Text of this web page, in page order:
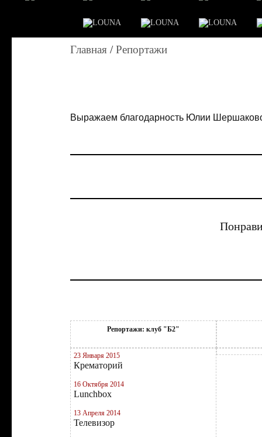
Главная /Репортажи
Выражаем благодарность Юлии
Репортажи: клуб "Б2"
23 Января 2015
Крематорий
16 Октября 2014
Lunchbox
13 Апреля 2014
Телевизор